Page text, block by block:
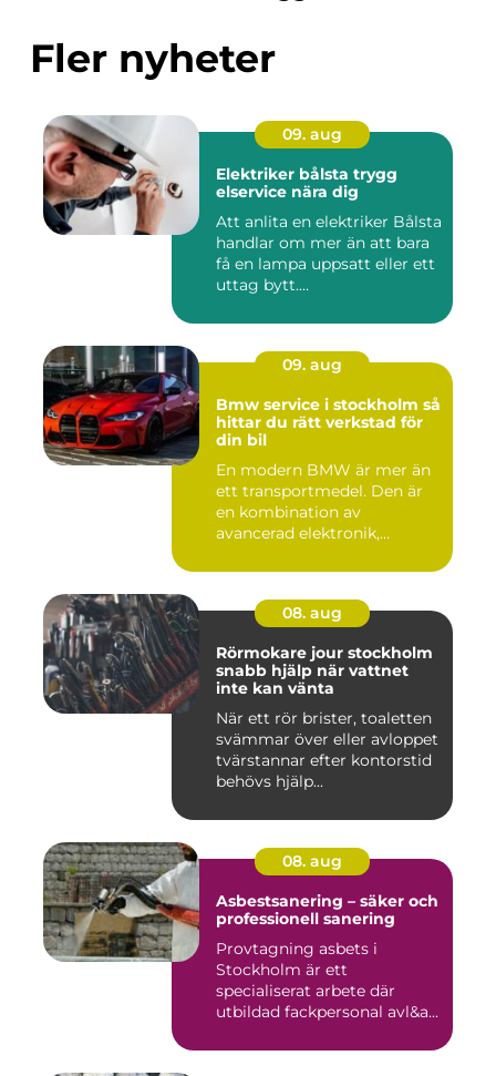
Fler nyheter
09. aug
Elektriker bålsta trygg
elservice nära dig
Att anlita en elektriker Bålsta
handlar om mer än att bara
få en lampa uppsatt eller ett
uttag bytt....
09. aug
Bmw service i stockholm så
hittar du rätt verkstad för
din bil
En modern BMW är mer än
ett transportmedel. Den är
en kombination av
avancerad elektronik,
08. aug
Rörmokare jour stockholm
snabb hjälp när vattnet
inte kan vänta
När ett rör brister, toaletten
svämmar över eller avloppet
tvärstannar efter kontorstid
behövs hjälp...
08. aug
Asbestsanering – säker och
professionell sanering
Provtagning asbets i
Stockholm är ett
specialiserat arbete där
utbildad fackpersonal avl&a...